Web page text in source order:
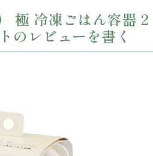
極 冷凍ごはん容器 2
のレビューを書く